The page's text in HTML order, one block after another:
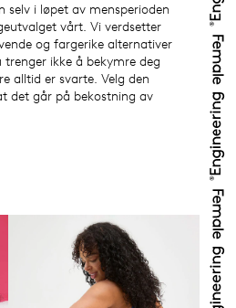
selv i løpet av mensperioden
vårt. Vi verdsetter
og fargerike alternativer
ikke å bekymre deg
alltid er svarte. Velg den
det går på bekostning av